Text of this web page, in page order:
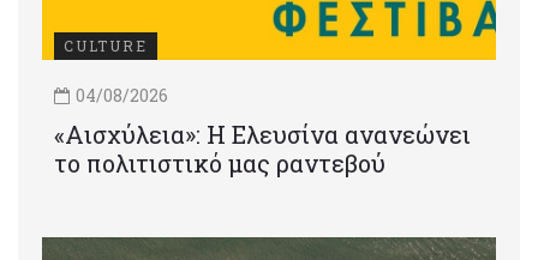
CULTURE
04/08/2026
«Αισχύλεια»: Η Ελευσίνα ανανεώνει
το πολιτιστικό μας ραντεβού